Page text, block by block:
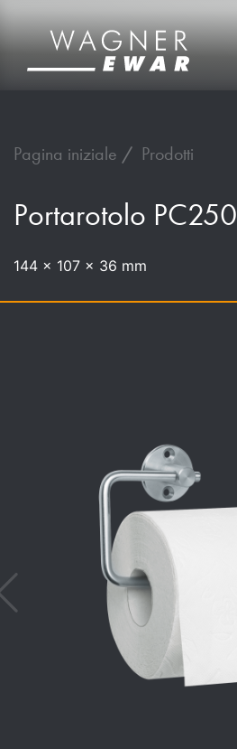
Pagina iniziale Prodotti
Portarotolo PC250
144 x 107 x 36 mm